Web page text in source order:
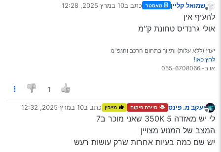
מנותק
שמואל קליין מאסטר כתב ב10 במרץ 2025, 12:28
נערך לאחרונה על ידי
להעיף אין
אולי גרנדיס טחונת ק’'מ
יעוץ (ללא עלות) ותיווך בתחום הרכב והגפ"מ
לחץ כאן!
או ב- 055-6708066
1
יעקב מ. פינס סיירת פיקוח מייבין כתב ב10 במרץ 2025, 12:32
נערך לאחרונה על ידי
לי יש מאזדה 5 350K שאני מוכר ב7
המצב של המנוע מצויין
יש שם כמה בעיות אחרות שרק עושות רעש